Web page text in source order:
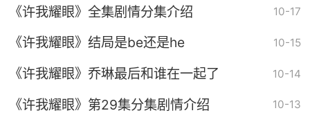
《许我耀眼》全集剧情分集介绍 10-17
《许我耀眼》结局是be还是he 10-15
《许我耀眼》乔琳最后和谁在一起了 10-14
《许我耀眼》第29集分集剧情介绍 10-13